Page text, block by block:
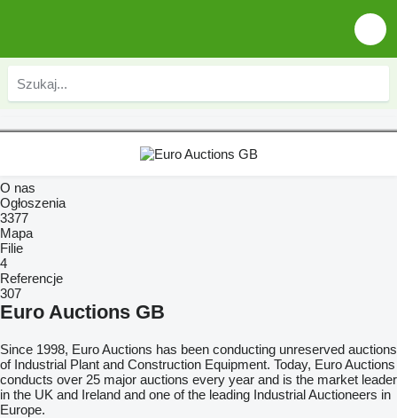
O nas
Ogłoszenia
3377
Mapa
Filie
4
Referencje
307
Euro Auctions GB
Since 1998, Euro Auctions has been conducting unreserved auctions
of Industrial Plant and Construction Equipment. Today, Euro Auctions
conducts over 25 major auctions every year and is the market leader
in the UK and Ireland and one of the leading Industrial Auctioneers in
Europe.